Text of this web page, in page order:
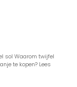
sol Waarom twijfel
te kopen? Lees